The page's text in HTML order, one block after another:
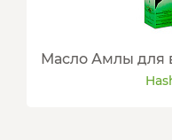
Масло Амлы для